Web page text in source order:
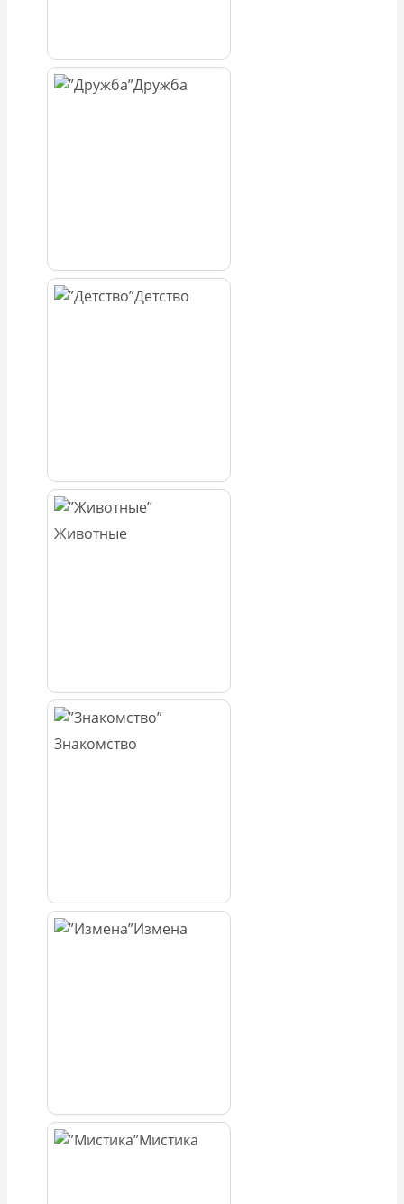
Дружба
Детство
Животные
Знакомство
Измена
Мистика